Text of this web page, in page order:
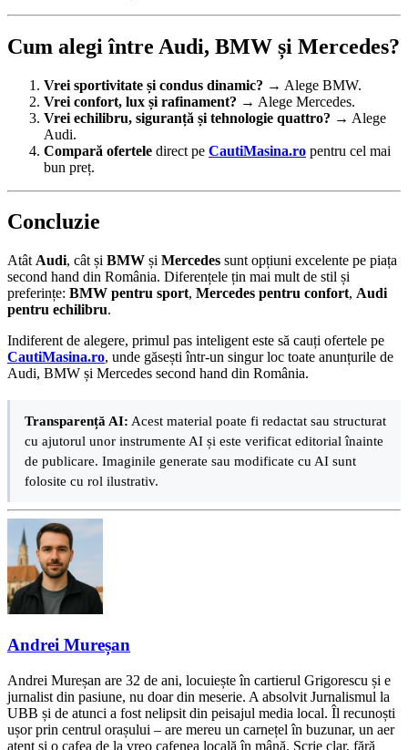
Cum alegi între Audi, BMW și Mercedes?
Vrei sportivitate și condus dinamic? → Alege BMW.
Vrei confort, lux și rafinament? → Alege Mercedes.
Vrei echilibru, siguranță și tehnologie quattro? → Alege
Audi.
Compară ofertele direct pe CautiMasina.ro pentru cel mai
bun preț.
Concluzie
Atât Audi, cât și BMW și Mercedes sunt opțiuni excelente pe piața
second hand din România. Diferențele țin mai mult de stil și
preferințe: BMW pentru sport, Mercedes pentru confort, Audi
pentru echilibru.
Indiferent de alegere, primul pas inteligent este să cauți ofertele pe
CautiMasina.ro, unde găsești într-un singur loc toate anunțurile de
Audi, BMW și Mercedes second hand din România.
Transparență AI: Acest material poate fi redactat sau structurat
cu ajutorul unor instrumente AI și este verificat editorial înainte
de publicare. Imaginile generate sau modificate cu AI sunt
folosite cu rol ilustrativ.
Andrei Mureșan
Andrei Mureșan are 32 de ani, locuiește în cartierul Grigorescu și e
jurnalist din pasiune, nu doar din meserie. A absolvit Jurnalismul la
UBB și de atunci a fost nelipsit din peisajul media local. Îl recunoști
ușor prin centrul orașului – are mereu un carnețel în buzunar, un aer
atent și o cafea de la vreo cafenea locală în mână. Scrie clar, fără